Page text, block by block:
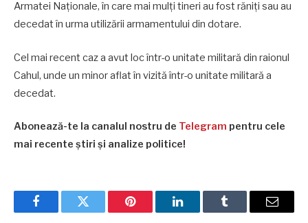
Armatei Naționale, în care mai mulți tineri au fost răniți sau au
decedat în urma utilizării armamentului din dotare.
Cel mai recent caz a avut loc într-o unitate militară din raionul
Cahul, unde un minor aflat în vizită într-o unitate militară a
decedat.
Abonează-te la canalul nostru de Telegram pentru cele
mai recente știri și analize politice!
FacebookTwitter Pinterest LinkedInTumblr Email